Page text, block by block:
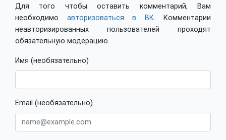
Для того чтобы оставить комментарий, Вам
необходимо авторизоваться в ВК. Комментарии
неавторизированных пользователей проходят
обязательную модерацию.
Имя (необязательно)
Email (необязательно)